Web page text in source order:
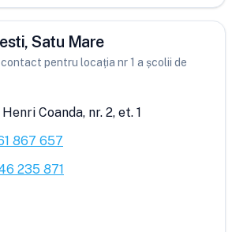
Satu Mare
pentru locația nr 1 a școlii de
Coanda, nr. 2, et. 1
867 657
235 871